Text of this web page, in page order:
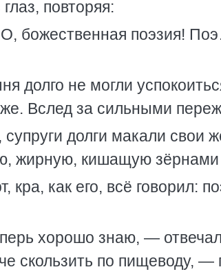
повторяя:
божественная поэзия!
долго не могли
Вслед за сильными
супруги долги макали свои
жирную, кишащую зёрнами
кра, как его, всё говорил:
хорошо знаю, — отвечал
скользить по пищеводу,